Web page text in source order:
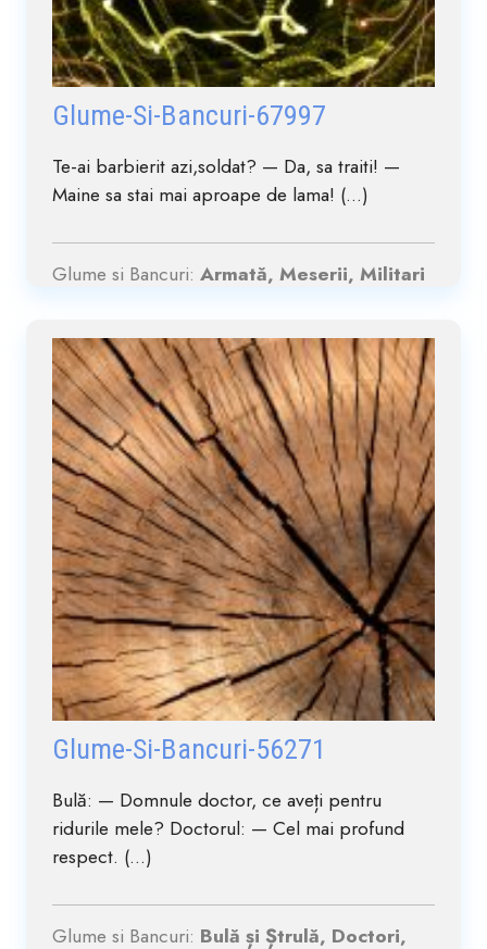
Glume-Si-Bancuri-67997
Te-ai barbierit azi,soldat? — Da, sa traiti! —
Maine sa stai mai aproape de lama! (...)
Glume si Bancuri: Armată, Meserii, Militari
Glume-Si-Bancuri-56271
Bulă: — Domnule doctor, ce aveți pentru
ridurile mele? Doctorul: — Cel mai profund
respect. (...)
Glume si Bancuri: Bulă și Ștrulă, Doctori,